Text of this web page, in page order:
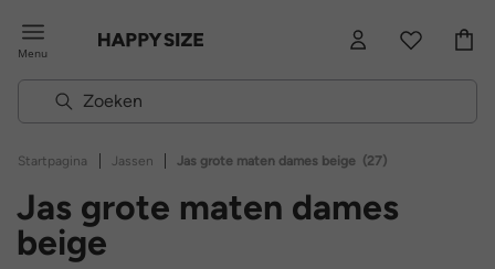
Menu
Startpagina | Jassen | Jas grote maten dames beige (27)
Jas grote maten dames
beige